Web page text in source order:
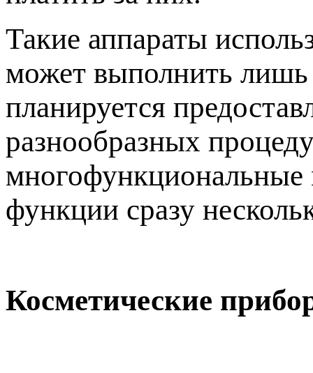
Такие аппараты
может выполнить
планируется
разнообразных
многофункциональные
функции сразу
Косметические